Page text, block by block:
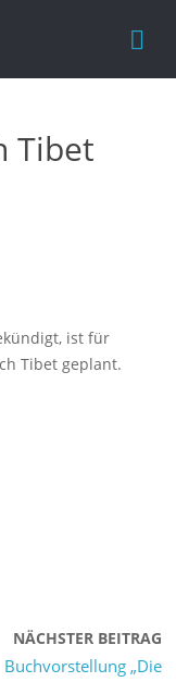
Tibet
ist für
Tibet geplant.
NÄCHSTER BEITRAG
Buchvorstellung „Die